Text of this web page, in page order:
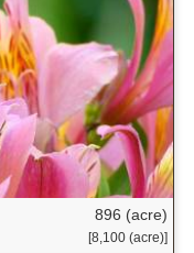
896 (acre)
[8,100 (acre)]